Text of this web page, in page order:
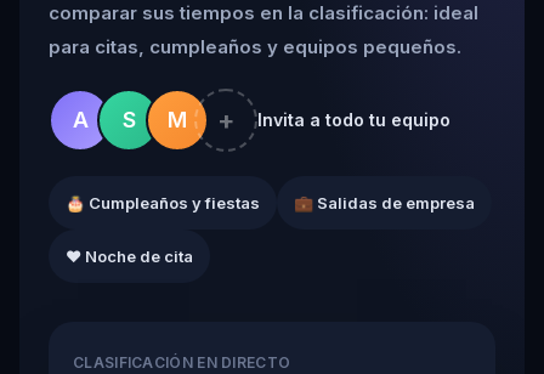
comparar sus tiempos en la clasificación: ideal
para citas, cumpleaños y equipos pequeños.
A S M + Invita a todo tu equipo
🎂 Cumpleaños y fiestas 💼 Salidas de empresa
❤️ Noche de cita
CLASIFICACIÓN EN DIRECTO